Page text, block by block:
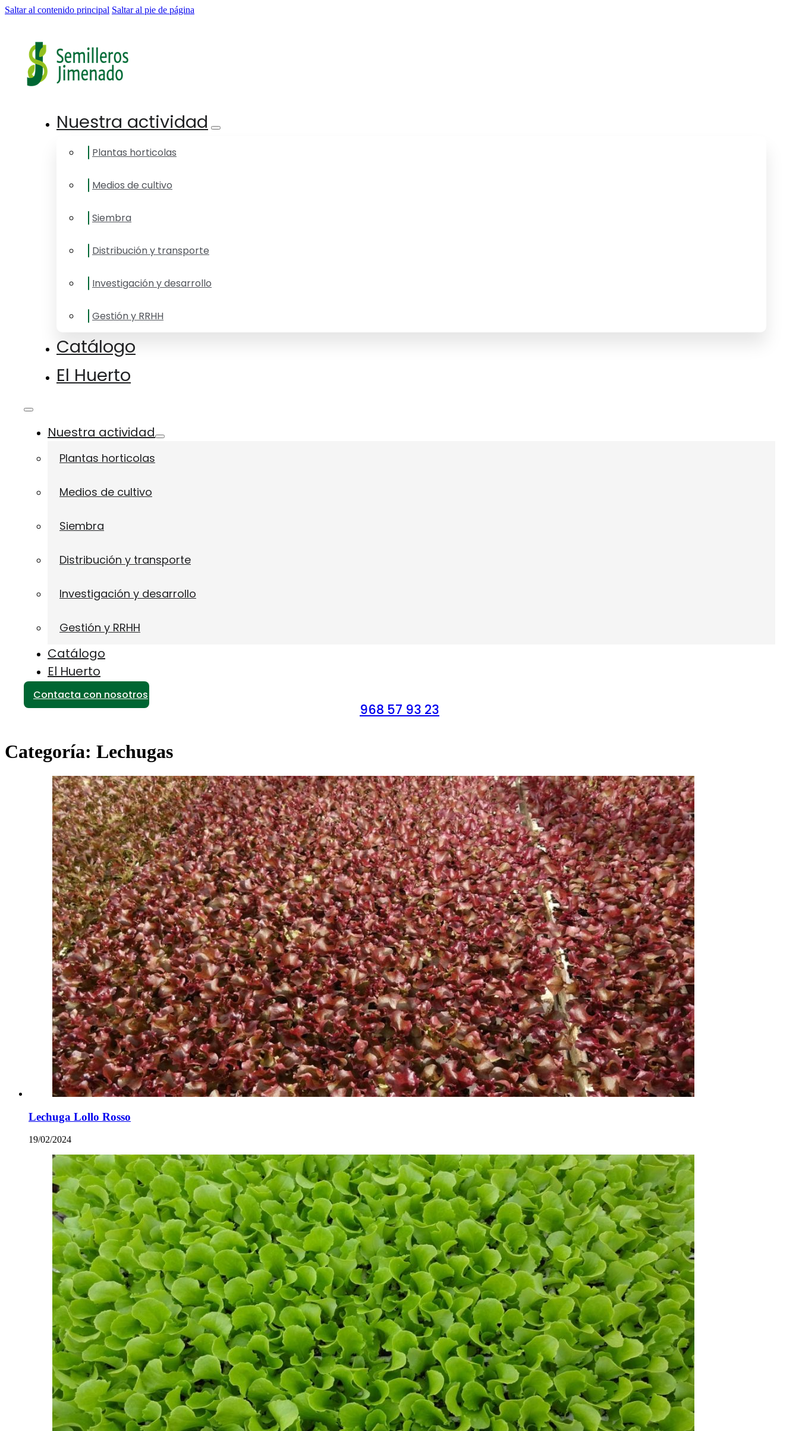
Saltar al contenido principal Saltar al pie de página
Nuestra actividad
Plantas horticolas
Medios de cultivo
Siembra
Distribución y transporte
Investigación y desarrollo
Gestión y RRHH
Catálogo
El Huerto
Nuestra actividad
Plantas horticolas
Medios de cultivo
Siembra
Distribución y transporte
Investigación y desarrollo
Gestión y RRHH
Catálogo
El Huerto
Contacta con nosotros
968 57 93 23
Categoría: Lechugas
Lechuga Lollo Rosso
19/02/2024